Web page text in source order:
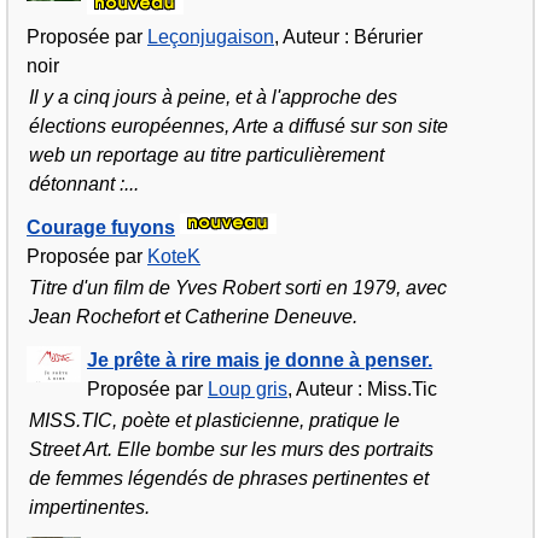
Proposée par Leçonjugaison, Auteur : Bérurier
noir
Il y a cinq jours à peine, et à l'approche des
élections européennes, Arte a diffusé sur son site
web un reportage au titre particulièrement
détonnant :...
Courage fuyons
Proposée par KoteK
Titre d'un film de Yves Robert sorti en 1979, avec
Jean Rochefort et Catherine Deneuve.
Je prête à rire mais je donne à penser.
Proposée par Loup gris, Auteur : Miss.Tic
MISS.TIC, poète et plasticienne, pratique le
Street Art. Elle bombe sur les murs des portraits
de femmes légendés de phrases pertinentes et
impertinentes.